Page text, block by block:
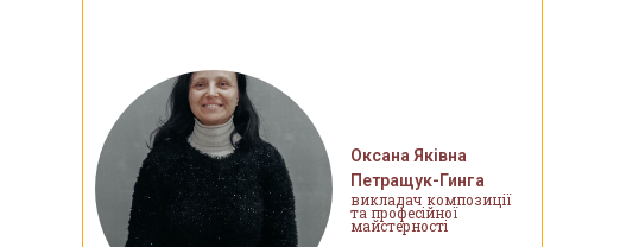
Оксана Яківна
Петращук-Гинга
викладач композиції
та професійної
майстерності